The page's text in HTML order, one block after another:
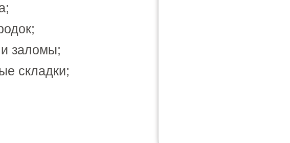
заломы;
складки;